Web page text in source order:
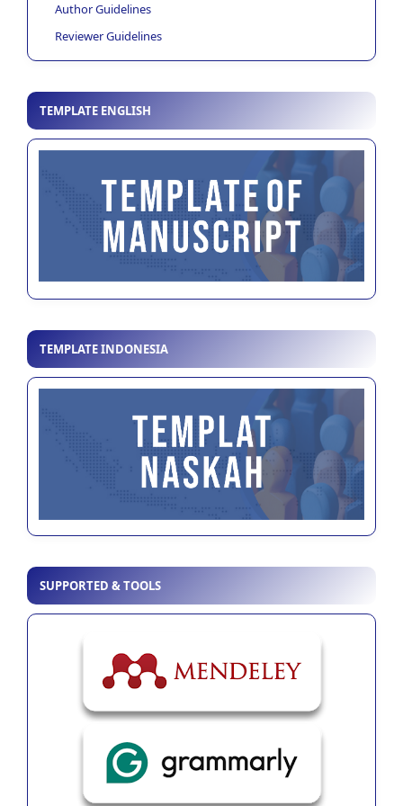
Author Guidelines
Reviewer Guidelines
TEMPLATE ENGLISH
TEMPLATE INDONESIA
SUPPORTED & TOOLS